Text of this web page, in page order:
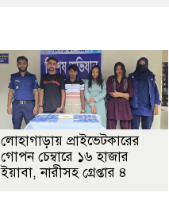
লোহাগাড়ায় প্রাইভেটকারের
গোপন চেম্বারে ১৬ হাজার
ইয়াবা, নারীসহ গ্রেপ্তার ৪